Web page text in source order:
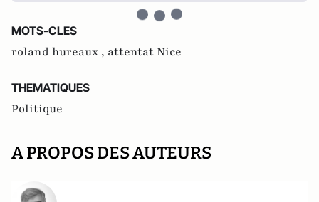
MOTS-CLES
roland hureaux , attentat Nice
THEMATIQUES
Politique
A PROPOS DES AUTEURS